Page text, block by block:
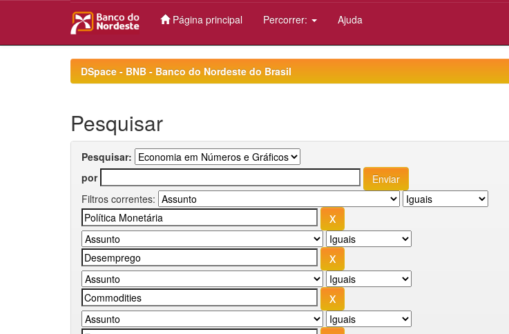
Página principal Percorrer: Ajuda
DSpace - BNB - Banco do Nordeste do Brasil
Pesquisar
Pesquisar:
por
Filtros correntes: